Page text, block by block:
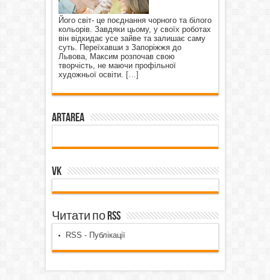
Його світ- це поєднання чорного та білого
кольорів. Завдяки цьому, у своїх роботах
він відкидає усе зайве та залишає саму
суть. Переїхавши з Запоріжжя до
Львова, Максим розпочав свою
творчість, не маючи профільної
художньої освіти. […]
ArtArea
VK
Читати по RSS
RSS - Публікації